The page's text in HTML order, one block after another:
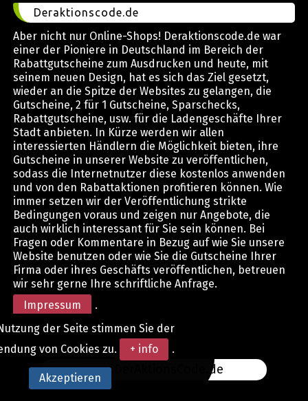
Deraktionscode.de
Aber nicht nur Online-Shops! Deraktionscode.de war
einer der Pioniere in Deutschland im Bereich der
Rabattgutscheine zum Ausdrucken und heute, mit
seinem neuen Design, hat es sich das Ziel gesetzt,
wieder an die Spitze der Websites zu gelangen, die
Gutscheine, 2 für 1 Gutscheine, Sparschecks,
Rabattgutscheine, usw. für die Ladengeschäfte Ihrer
Stadt anbieten. In Kürze werden wir allen
interessierten Händlern die Möglichkeit bieten, ihre
Gutscheine in unserer Website zu veröffentlichen,
sodass die Internetnutzer diese kostenlos anwenden
und von den Rabattaktionen profitieren können. Wie
immer setzen wir der Veröffentlichung strikte
Bedingungen voraus und zeigen nur Angebote, die
auch wirklich interessant für Sie sein können. Bei
Fragen oder Kommentare in Bezug auf wie Sie unsere
Website benutzen oder wie Sie die Gutscheine Ihrer
Firma oder ihres Geschäfts veröffentlichen, betreuen
wir sehr gerne Ihre schriftliche Anfrage.
Impressum
.
www.DerAktionsCode.de
der Seite stimmen Sie der
von Cookies zu.
+ info .
Akzeptieren